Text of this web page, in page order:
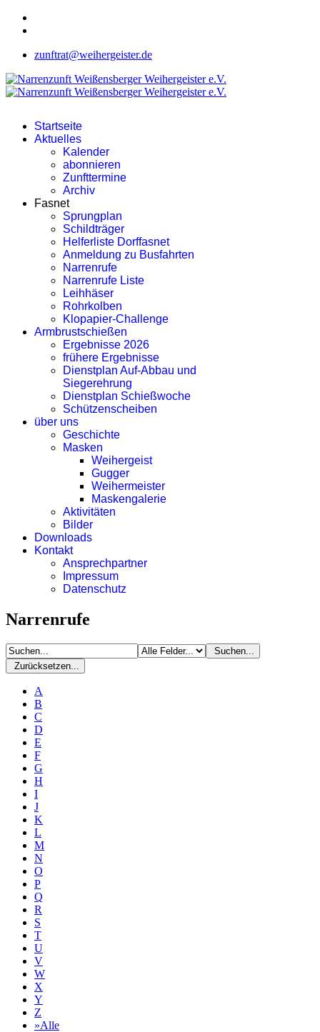
zunftrat@weihergeister.de
Startseite
Aktuelles
Kalender
abonnieren
Zunfttermine
Archiv
Fasnet
Sprungplan
Schildträger
Helferliste Dorffasnet
Anmeldung zu Busfahrten
Narrenrufe
Narrenrufe Liste
Leihhäser
Rohrkolben
Klopapier-Challenge
Armbrustschießen
Ergebnisse 2026
frühere Ergebnisse
Dienstplan Auf-Abbau und
Siegerehrung
Dienstplan Schießwoche
Schützenscheiben
über uns
Geschichte
Masken
Weihergeist
Gugger
Weihermeister
Maskengalerie
Aktivitäten
Bilder
Downloads
Kontakt
Ansprechpartner
Impressum
Datenschutz
Narrenrufe
Suchen...
Zurücksetzen...
A
B
C
D
E
F
G
H
I
J
K
L
M
N
O
P
Q
R
S
T
U
V
W
X
Y
Z
»Alle